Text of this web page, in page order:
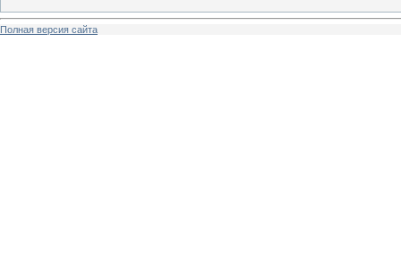
Полная версия сайта